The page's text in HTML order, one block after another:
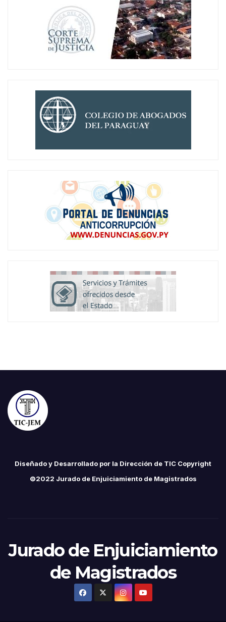
Diseñado y Desarrollado por la Dirección de TIC Copyright
©2022 Jurado de Enjuiciamiento de Magistrados
Jurado de Enjuiciamiento
de Magistrados